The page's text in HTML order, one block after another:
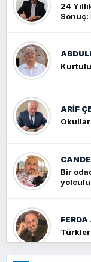
24
Sonuç:
ARIF
Bir
FERDA